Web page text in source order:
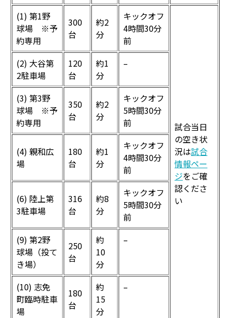
(1) 第1野
球場 ※予
約専用
300
台
約2
分
キックオフ
4時間30分
前
試合当日
の空き状
況は試合
情報ペー
ジをご確
認くださ
い
(2) 大谷第
2駐車場
120
台
約1
分
–
(3) 第3野
球場 ※予
約専用
350
台
約2
分
キックオフ
5時間30分
前
(4) 親和広
場
180
台
約1
分
キックオフ
4時間30分
前
(6) 陸上第
3駐車場
316
台
約8
分
キックオフ
5時間30分
前
(9) 第2野
球場（投て
き場）
250
台
約
10
分
–
(10) 志免
町臨時駐車
場
180
台
約
15
分
–